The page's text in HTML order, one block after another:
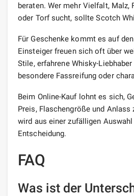
beraten. Wer mehr Vielfalt, Malz,
oder Torf sucht, sollte Scotch
Für Geschenke kommt es auf
Einsteiger freuen sich oft über
Stile, erfahrene Whisky-
besondere Fassreifung oder
Beim Online-Kauf lohnt es sich,
Preis, Flaschengröße und Anlass
wird aus einer zufälligen
Entscheidung.
FAQ
Was ist der